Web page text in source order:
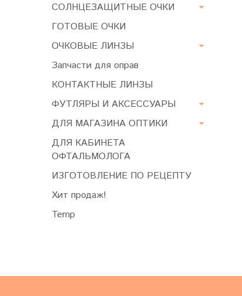
СОЛНЦЕЗАЩИТНЫЕ ОЧКИ
ГОТОВЫЕ ОЧКИ
ОЧКОВЫЕ ЛИНЗЫ
Запчасти для оправ
КОНТАКТНЫЕ ЛИНЗЫ
ФУТЛЯРЫ И АКСЕССУАРЫ
ДЛЯ МАГАЗИНА ОПТИКИ
ДЛЯ КАБИНЕТА
ОФТАЛЬМОЛОГА
ИЗГОТОВЛЕНИЕ ПО РЕЦЕПТУ
Хит продаж!
Temp